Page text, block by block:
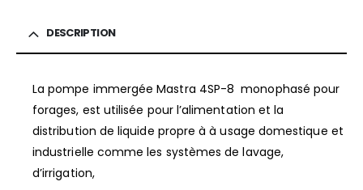
DESCRIPTION
La pompe immergée Mastra 4SP-8 monophasé pour
forages, est utilisée pour l’alimentation et la
distribution de liquide propre à à usage domestique et
industrielle comme les systèmes de lavage,
d’irrigation,